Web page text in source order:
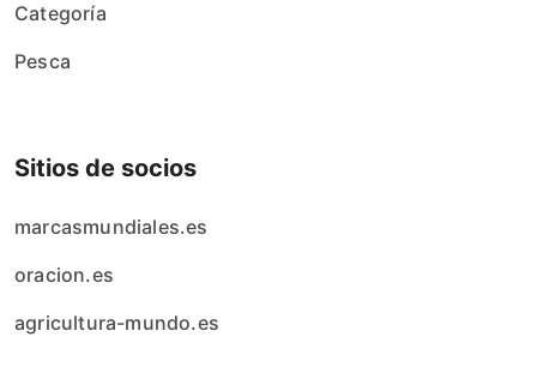
Categoría
Pesca
Sitios de socios
marcasmundiales.es
oracion.es
agricultura-mundo.es